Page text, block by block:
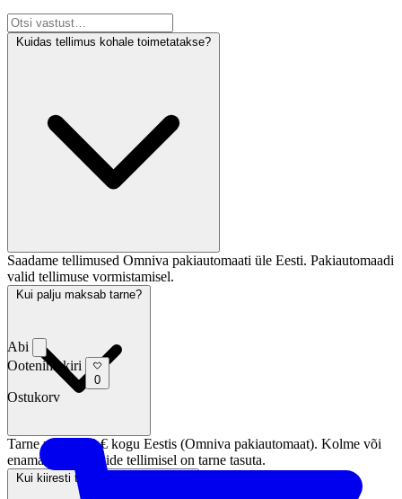
Kuidas tellimus kohale toimetatakse?
Saadame tellimused Omniva pakiautomaati üle Eesti. Pakiautomaadi
valid tellimuse vormistamisel.
Kui palju maksab tarne?
Tarne maksab 3 € kogu Eestis (Omniva pakiautomaat). Kolme või
enama paari sokkide tellimisel on tarne tasuta.
Kui kiiresti tellimus kohale jõuab?
Abi
Ootenimekiri
0
Ostukorv